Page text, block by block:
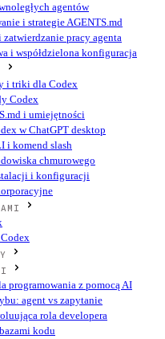
agentów
i strategie AGENTS.md
pracy agenta
i współdzielona konfiguracja
i triki dla Codex
Codex
i umiejętności
w ChatGPT desktop
i komend slash
chmurowego
i konfiguracji
programowania z pomocą AI
agent vs zapytanie
rola developera
kodu